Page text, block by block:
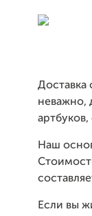
Доставка
неважно,
Наш
Если вы